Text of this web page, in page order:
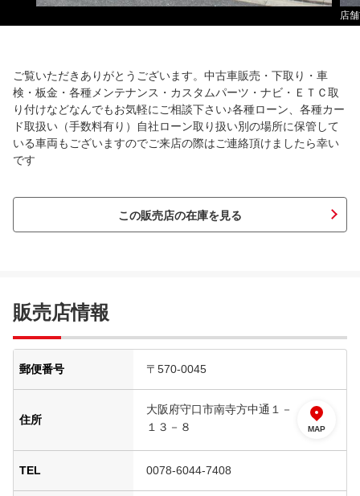
店
ご覧いただきありがとうございます。中古車販売・下取り・車
検・板金・各種メンテナンス・カスタムパーツ・ナビ・ＥＴＣ取
り付けなどなんでもお気軽にご相談下さい♪各種ローン、各種カー
ド取扱い（手数料有り）自社ローン取り扱い別の場所に保管して
いる車両もございますのでご来店の際はご連絡頂けましたら幸い
です
この販売店の在庫を見る
販売店情報
郵便番号 〒570-0045
住所
大阪府守口市南寺方中通１－
１３－８
MAP
TEL 0078-6044-7408